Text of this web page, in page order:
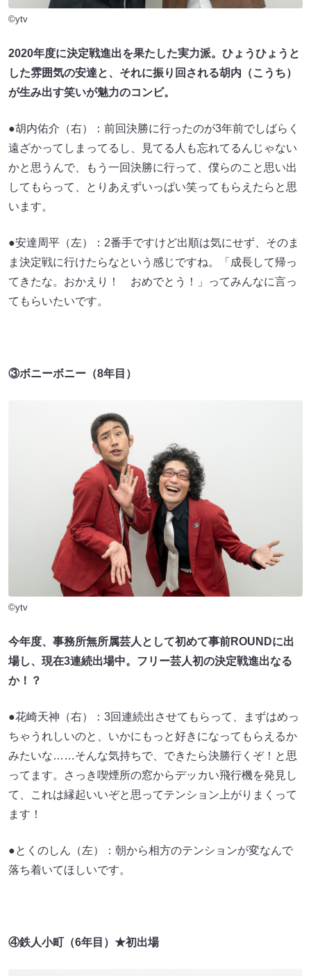
©ytv
2020年度に決定戦進出を果たした実力派。ひょうひょうと
した雰囲気の安達と、それに振り回される胡内（こうち）
が生み出す笑いが魅力のコンビ。
●胡内佑介（右）：前回決勝に行ったのが3年前でしばらく
遠ざかってしまってるし、見てる人も忘れてるんじゃない
かと思うんで、もう一回決勝に行って、僕らのこと思い出
してもらって、とりあえずいっぱい笑ってもらえたらと思
います。
●安達周平（左）：2番手ですけど出順は気にせず、そのま
ま決定戦に行けたらなという感じですね。「成長して帰っ
てきたな。おかえり！ おめでとう！」ってみんなに言っ
てもらいたいです。
③ボニーボニー（8年目）
©ytv
今年度、事務所無所属芸人として初めて事前ROUNDに出
場し、現在3連続出場中。フリー芸人初の決定戦進出なる
か！？
●花崎天神（右）：3回連続出させてもらって、まずはめっ
ちゃうれしいのと、いかにもっと好きになってもらえるか
みたいな……そんな気持ちで、できたら決勝行くぞ！と思
ってます。さっき喫煙所の窓からデッカい飛行機を発見し
て、これは縁起いいぞと思ってテンション上がりまくって
ます！
●とくのしん（左）：朝から相方のテンションが変なんで
落ち着いてほしいです。
④鉄人小町（6年目）★初出場